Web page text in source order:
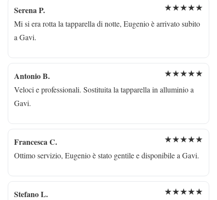
Serena P. ★★★★★
Mi si era rotta la tapparella di notte, Eugenio è arrivato subito
a Gavi.
Antonio B. ★★★★★
Veloci e professionali. Sostituita la tapparella in alluminio a
Gavi.
Francesca C. ★★★★★
Ottimo servizio, Eugenio è stato gentile e disponibile a Gavi.
Stefano L. ★★★★★